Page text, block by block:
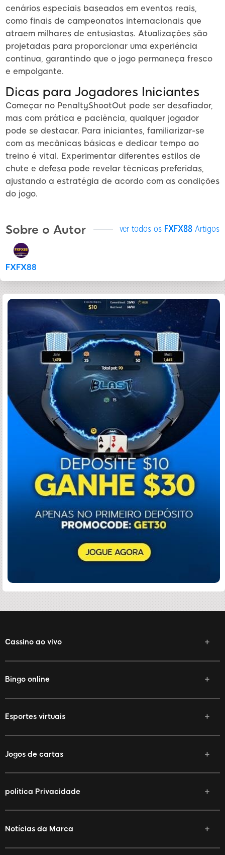
cenários especiais baseados em eventos reais,
como finais de campeonatos internacionais que
atraem milhares de entusiastas. Atualizações são
projetadas para proporcionar uma experiência
continua, garantindo que o jogo permaneça fresco
e empolgante.
Dicas para Jogadores Iniciantes
Começar no PenaltyShootOut pode ser desafiador,
mas com prática e paciência, qualquer jogador
pode se destacar. Para iniciantes, familiarizar-se
com as mecânicas básicas e dedicar tempo ao
treino é vital. Experimentar diferentes estilos de
chute e defesa pode revelar técnicas preferidas,
ajustando a estratégia de acordo com as condições
do jogo.
Sobre o Autor ver todos os FXFX88 Artigos
FXFX88
Cassino ao vivo
Bingo online
Esportes virtuais
Jogos de cartas
política Privacidade
Notícias da Marca